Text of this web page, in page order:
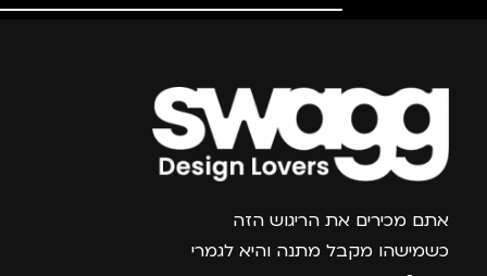
צרפו אותי למועדון
אתם מכירים את הריגוש הזה
כשמישהו מקבל מתנה והיא לגמרי